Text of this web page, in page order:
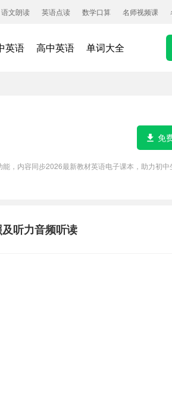
语文朗读 英语点读 数学口算 名师视频课
英语 高中英语 单词大全
，内容同步2026最新教材英语电子课本，助力初中
免
听力音频听读